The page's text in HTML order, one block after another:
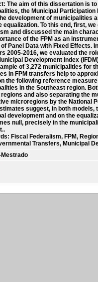
The aim of this dissertation is
the Municipal Participation
development of municipalities
equalization. To this end, first,
and discussed the main
of the FPM as an
Panel Data with Fixed Effects.
2005-2016, we evaluated the
Development Index
of 3,272 municipalities for
in FPM transfers help to
the following reference
in the Southeast region.
and also separating the
microregions by the National
suggest, in both models,
development and on the
null, precisely in the
Fiscal Federalism, FPM,
Transfers, Municipal
Mestrado